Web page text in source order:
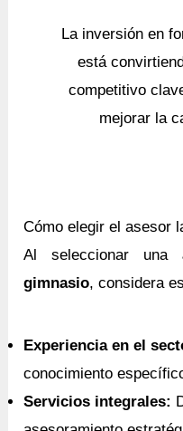
La inversión en
está
competitivo
mejorar la
Cómo elegir el asesor
Al seleccionar una
gimnasio, considera
Experiencia en el
conocimiento
Servicios integrales: